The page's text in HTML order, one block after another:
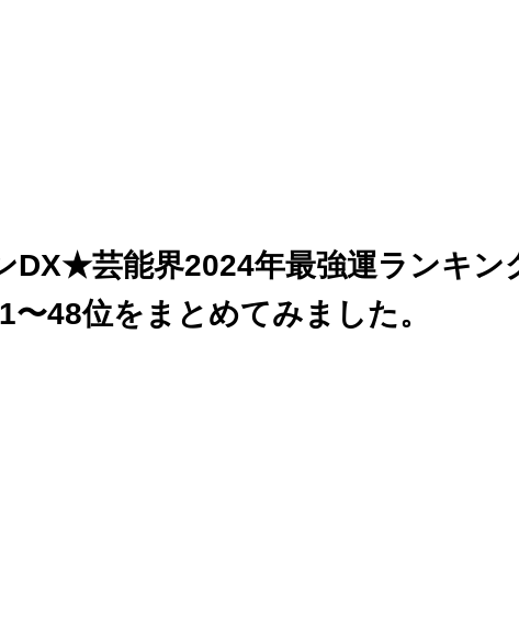
DX★芸能界2024年最強運ランキン
〜48位をまとめてみました。